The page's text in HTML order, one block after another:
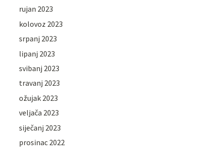
rujan 2023
kolovoz 2023
srpanj 2023
lipanj 2023
svibanj 2023
travanj 2023
ožujak 2023
veljača 2023
siječanj 2023
prosinac 2022